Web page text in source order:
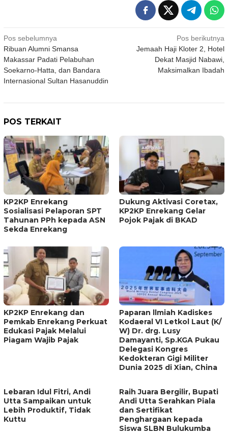
Navigasi
pos
Pos sebelumnya
Ribuan Alumni Smansa
Makassar Padati Pelabuhan
Soekarno-Hatta, dan Bandara
Internasional Sultan Hasanuddin
Pos berikutnya
Jemaah Haji Kloter 2, Hotel
Dekat Masjid Nabawi,
Maksimalkan Ibadah
POS TERKAIT
KP2KP Enrekang
Sosialisasi Pelaporan SPT
Tahunan PPh kepada ASN
Sekda Enrekang
Dukung Aktivasi Coretax,
KP2KP Enrekang Gelar
Pojok Pajak di BKAD
KP2KP Enrekang dan
Pemkab Enrekang Perkuat
Edukasi Pajak Melalui
Piagam Wajib Pajak
Paparan llmiah Kadiskes
Kodaeral VI Letkol Laut (K/
W) Dr. drg. Lusy
Damayanti, Sp.KGA Pukau
Delegasi Kongres
Kedokteran Gigi Militer
Dunia 2025 di Xian, China
Lebaran Idul Fitri, Andi
Utta Sampaikan untuk
Lebih Produktif, Tidak
Kuttu
Raih Juara Bergilir, Bupati
Andi Utta Serahkan Piala
dan Sertifikat
Penghargaan kepada
Siswa SLBN Bulukumba